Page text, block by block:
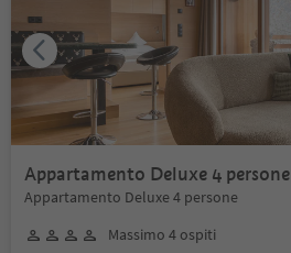
Appartamento Deluxe 4 persone
Appartamento Deluxe 4 persone
Massimo 4 ospiti